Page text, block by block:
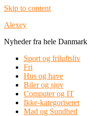
Skip to content
Alexey
Nyheder fra hele Danmark
Sport og friluftsliv
Fri
Hus og have
Biler og sjov
Computer og IT
Ikke-kategoriseret
Mad og Sundhed